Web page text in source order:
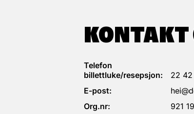
KONTAKT
Telefon
billettluke/resepsjon:
22
E-post:
Org.nr:
921